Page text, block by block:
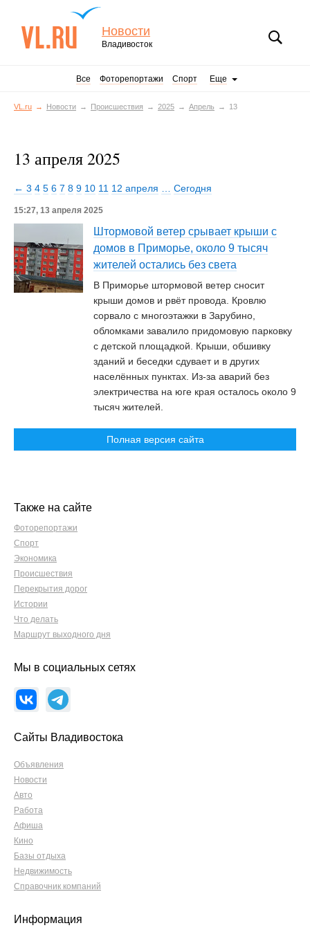
Новости
Владивосток
Все Фоторепортажи Спорт Еще
VL.ru Новости Происшествия 2025 Апрель 13
13 апреля 2025
← 3 4 5 6 7 8 9 10 11 12 апреля Сегодня
15:27, 13 апреля 2025
Штормовой ветер срывает крыши с
домов в Приморье, около 9 тысяч
жителей остались без света
В Приморье штормовой ветер сносит
крыши домов и рвёт провода. Кровлю
сорвало с многоэтажки в Зарубино,
обломками завалило придомовую парковку
с детской площадкой. Крыши, обшивку
зданий и беседки сдувает и в других
населённых пунктах. Из-за аварий без
электричества на юге края осталось около 9
тысяч жителей.
Полная версия сайта
Также на сайте
Фоторепортажи
Спорт
Экономика
Происшествия
Перекрытия дорог
Истории
Что делать
Маршрут выходного дня
Мы в социальных сетях
Сайты Владивостока
Объявления
Новости
Авто
Работа
Афиша
Кино
Базы отдыха
Недвижимость
Справочник компаний
Информация